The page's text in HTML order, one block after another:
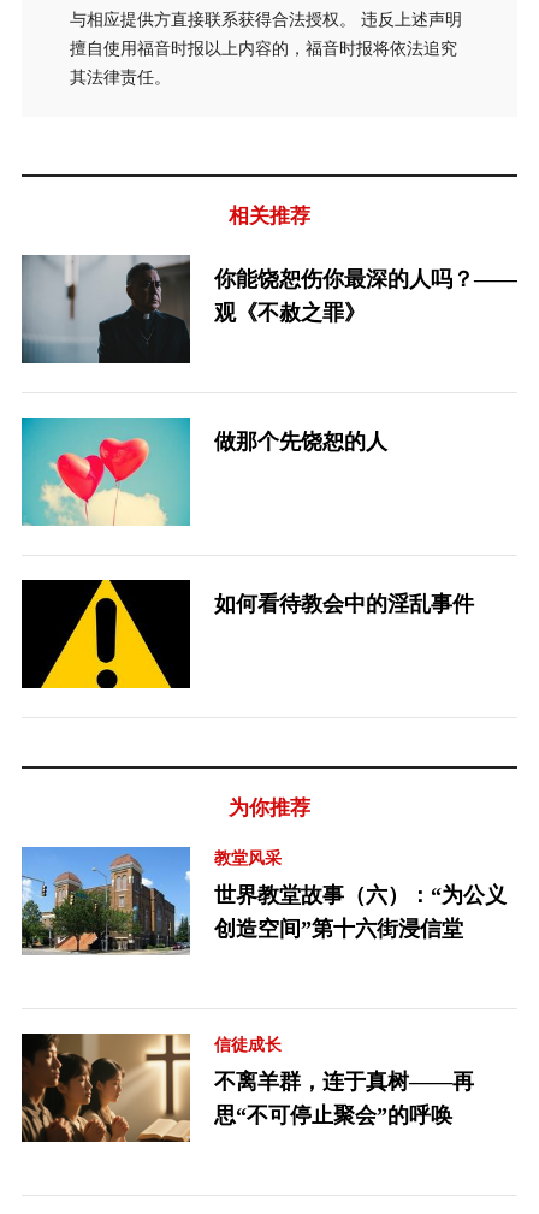
与相应提供方直接联系获得合法授权。 违反上述声明
擅自使用福音时报以上内容的，福音时报将依法追究
其法律责任。
相关推荐
你能饶恕伤你最深的人吗？——
观《不赦之罪》
做那个先饶恕的人
如何看待教会中的淫乱事件
为你推荐
教堂风采
世界教堂故事（六）：“为公义
创造空间”第十六街浸信堂
信徒成长
不离羊群，连于真树——再
思“不可停止聚会”的呼唤